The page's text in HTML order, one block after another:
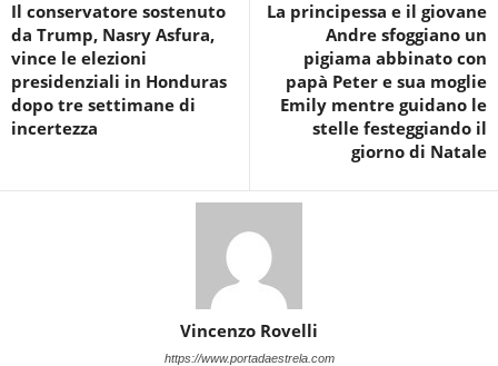
Il conservatore sostenuto
da Trump, Nasry Asfura,
vince le elezioni
presidenziali in Honduras
dopo tre settimane di
incertezza
La principessa e il giovane
Andre sfoggiano un
pigiama abbinato con
papà Peter e sua moglie
Emily mentre guidano le
stelle festeggiando il
giorno di Natale
Vincenzo Rovelli
https://www.portadaestrela.com